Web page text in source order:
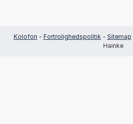
Kolofon - Fortrolighedspolitik - Sitemap
Hainke